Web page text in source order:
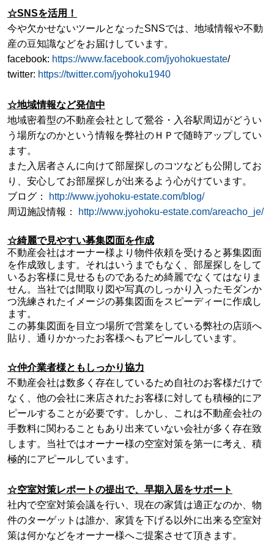
☆SNSを活用！
今や欠かせないツールとなったSNSでは、地域情報や不動
産の豆知識などをお届けしています。
facebook: https://www.facebook.com/jyohokuestate/
twitter: https://twitter.com/jyohoku1940
☆地域情報など発信中
地域密着型の不動産会社として鶯谷・入谷駅周辺がどうい
う場所なのかという情報を弊社のＨＰで随時アップしてい
ます。
また入居者さんに向けて部屋探しのコツなども公開してお
り、安心してお部屋探しが出来るよう心がけています。
ブログ：
http://www.jyohoku-estate.com/blog/
周辺施設情報：
http://www.jyohoku-estate.com/areacho_je/
☆綺麗で見やすい募集図面を作成
不動産会社はオーナー様より物件依頼を受けると募集図面
を作成致します。 それはいうまでもなく、部屋探しをして
いるお客様に見せるものであるため綺麗でなくてはなりま
せん。当社では間取り図や写真のしっかり入ったモダンか
つ洗練されたイメージの募集図面をスピーディーに作成し
ます。
この募集図面を目立つ場所で営業をしている弊社の店頭へ
貼り、通りかかったお客様へもアピールしています。
☆仲介業者様ともしっかり協力
不動産会社は数多く存在しているため自社のお客様だけで
なく、他の会社に来店されたお客様に対しても積極的にア
ピールすることが必要です。しかし、これは不動産会社の
手数料に関わることもあり出来ていない会社が多く存在致
します。 当社ではオーナー様の空室対策を第一に考え、積
極的にアピールしています。
☆空室対策レポートの提出で、早期入居をサポート
社内で空室対策会議を行い、現在の家賃は適正なのか、物
件のターゲットは誰か、家賃を下げる以外に出来る空室対
策は何かなどをオーナー様へご提案させて頂きます。